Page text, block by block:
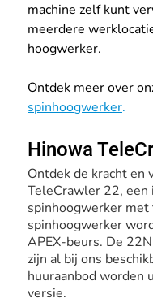
machine zelf kunt
meerdere
hoogwerker.
Ontdek meer over
spinhoogwerker.
Hinowa
Ontdek de kracht en
TeleCrawler 22,
spinhoogwerker
spinhoogwerker
APEX-beurs. De
zijn al bij ons
huuraanbod worden
versie.